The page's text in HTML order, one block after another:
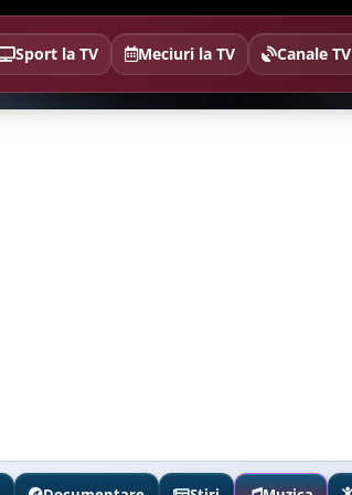
Sport la TV Meciuri la TV Canale TV